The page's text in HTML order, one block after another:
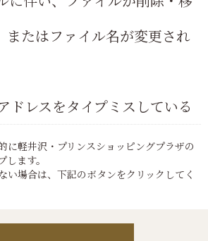
またはファイル名が変更され
レスをタイプミスしている
に軽井沢・プリンスショッピングプラザの
ます。
場合は、下記のボタンをクリックしてく